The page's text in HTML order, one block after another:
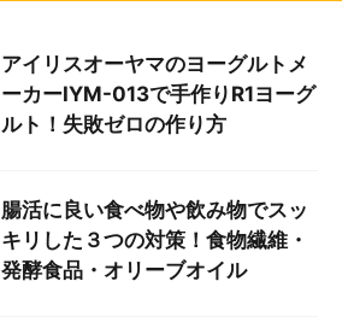
アイリスオーヤマのヨーグルトメ
ーカーIYM-013で手作りR1ヨーグ
ルト！失敗ゼロの作り方
腸活に良い食べ物や飲み物でスッ
キリした３つの対策！食物繊維・
発酵食品・オリーブオイル